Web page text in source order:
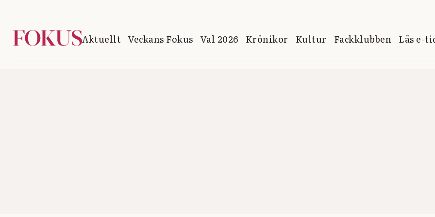
Aktuellt Veckans Fokus Val 2026 Krönikor Kultur Fackklubben Läs e-